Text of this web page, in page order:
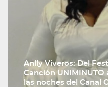
Anlly Viveros: Del
Canción UNIMINUTO
las noches del Canal